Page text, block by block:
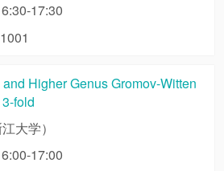
17:30
Higher Genus Gromov-Witten
fold
大学）
17:00